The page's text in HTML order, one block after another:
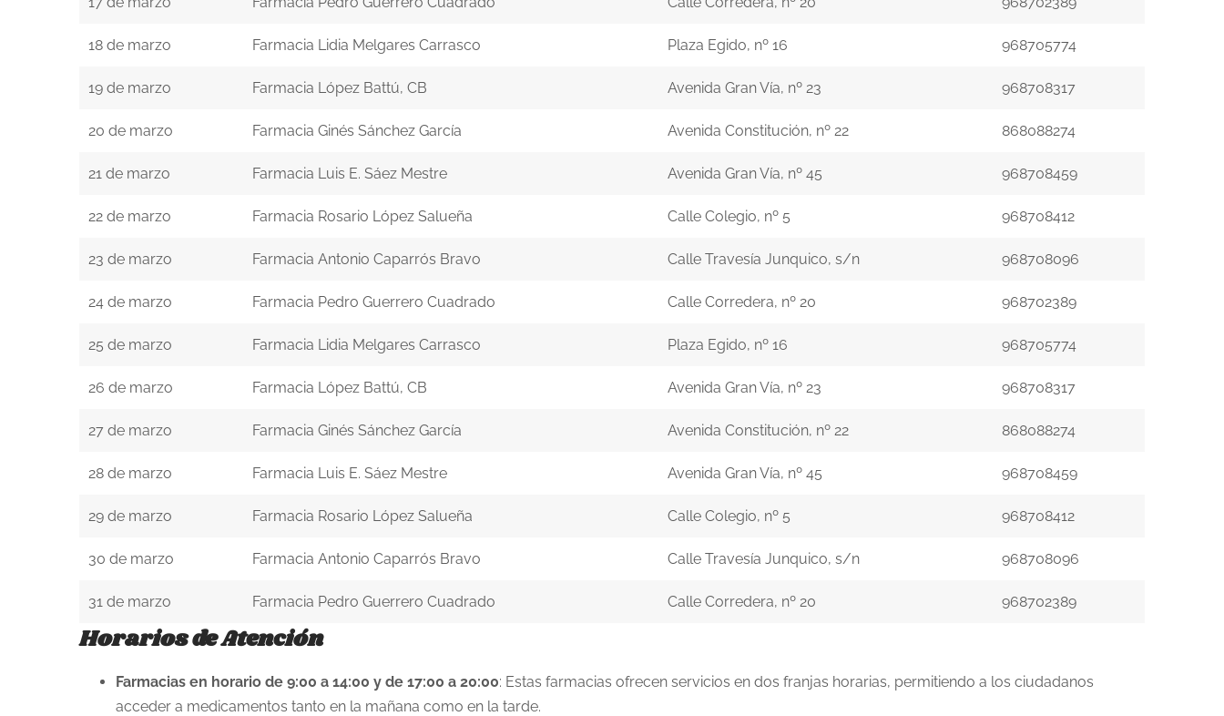
18 de marzo Farmacia Lidia Melgares Carrasco Plaza Egido, nº 16 968705774
19 de marzo Farmacia López Battú, CB Avenida Gran Vía, nº 23 968708317
20 de marzo Farmacia Ginés Sánchez García Avenida Constitución, nº 22 868088274
21 de marzo Farmacia Luis E. Sáez Mestre Avenida Gran Vía, nº 45 968708459
22 de marzo Farmacia Rosario López Salueña Calle Colegio, nº 5 968708412
23 de marzo Farmacia Antonio Caparrós Bravo Calle Travesía Junquico, s/n 968708096
24 de marzo Farmacia Pedro Guerrero Cuadrado Calle Corredera, nº 20 968702389
25 de marzo Farmacia Lidia Melgares Carrasco Plaza Egido, nº 16 968705774
26 de marzo Farmacia López Battú, CB Avenida Gran Vía, nº 23 968708317
27 de marzo Farmacia Ginés Sánchez García Avenida Constitución, nº 22 868088274
28 de marzo Farmacia Luis E. Sáez Mestre Avenida Gran Vía, nº 45 968708459
29 de marzo Farmacia Rosario López Salueña Calle Colegio, nº 5 968708412
30 de marzo Farmacia Antonio Caparrós Bravo Calle Travesía Junquico, s/n 968708096
31 de marzo Farmacia Pedro Guerrero Cuadrado Calle Corredera, nº 20 968702389
Horarios de Atención
Farmacias en horario de 9:00 a 14:00 y de 17:00 a 20:00: Estas farmacias ofrecen servicios en dos franjas horarias, permitiendo a los ciudadanos
acceder a medicamentos tanto en la mañana como en la tarde.